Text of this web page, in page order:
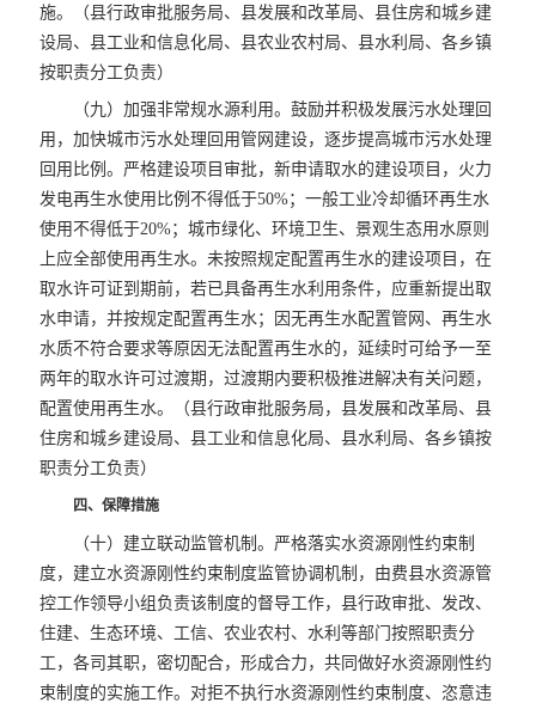
施。（县行政审批服务局、县发展和改革局、县住房和城乡建
设局、县工业和信息化局、县农业农村局、县水利局、各乡镇
按职责分工负责）
（九）加强非常规水源利用。鼓励并积极发展污水处理回
用，加快城市污水处理回用管网建设，逐步提高城市污水处理
回用比例。严格建设项目审批，新申请取水的建设项目，火力
发电再生水使用比例不得低于50%；一般工业冷却循环再生水
使用不得低于20%；城市绿化、环境卫生、景观生态用水原则
上应全部使用再生水。未按照规定配置再生水的建设项目，在
取水许可证到期前，若已具备再生水利用条件，应重新提出取
水申请，并按规定配置再生水；因无再生水配置管网、再生水
水质不符合要求等原因无法配置再生水的，延续时可给予一至
两年的取水许可过渡期，过渡期内要积极推进解决有关问题，
配置使用再生水。（县行政审批服务局，县发展和改革局、县
住房和城乡建设局、县工业和信息化局、县水利局、各乡镇按
职责分工负责）
四、保障措施
（十）建立联动监管机制。严格落实水资源刚性约束制
度，建立水资源刚性约束制度监管协调机制，由费县水资源管
控工作领导小组负责该制度的督导工作，县行政审批、发改、
住建、生态环境、工信、农业农村、水利等部门按照职责分
工，各司其职，密切配合，形成合力，共同做好水资源刚性约
束制度的实施工作。对拒不执行水资源刚性约束制度、恣意违